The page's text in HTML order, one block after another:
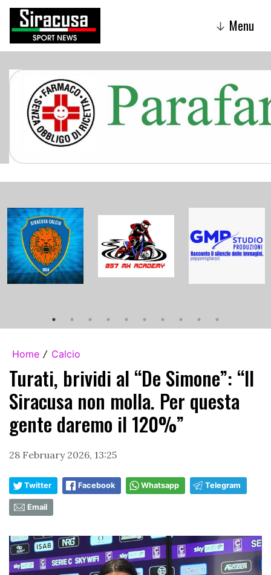
↓ Menu
Home / Calcio
Turati, brividi al “De Simone”: “Il
Siracusa non molla. Per questa
gente daremo il 120%”
28 February 2026, 13:25
Twitter Facebook Whatsapp Telegram
Email